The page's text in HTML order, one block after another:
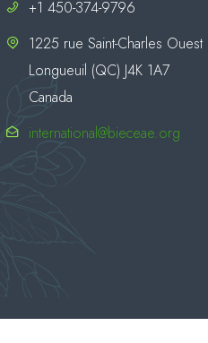
+1 450-374-9796
1225 rue Saint-Charles Ouest
Longueuil (QC) J4K 1A7
Canada
international@bieceae.org